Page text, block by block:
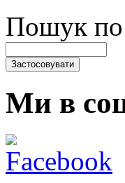
Пошук по
Ми в